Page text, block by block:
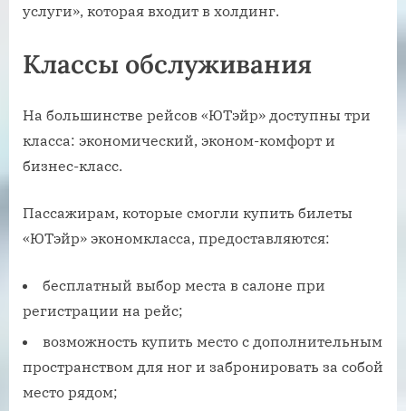
услуги», которая входит в холдинг.
Классы обслуживания
На большинстве рейсов «ЮТэйр» доступны три
класса: экономический, эконом-комфорт и
бизнес-класс.
Пассажирам, которые смогли купить билеты
«ЮТэйр» экономкласса, предоставляются:
бесплатный выбор места в салоне при
регистрации на рейс;
возможность купить место с дополнительным
пространством для ног и забронировать за собой
место рядом;